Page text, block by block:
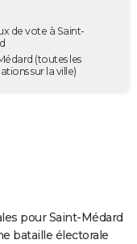
de vote à Saint-
(toutes les
sur la ville)
pour Saint-Médard
bataille électorale